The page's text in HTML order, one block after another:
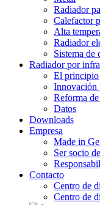
Radiador
Calefactor
Alta
Radiador
Sistema de
Radiador por
El principio
Innovación
Reforma
Datos
Downloads
Empresa
Made in
Ser socio
Contacto
Centro de
Centro de